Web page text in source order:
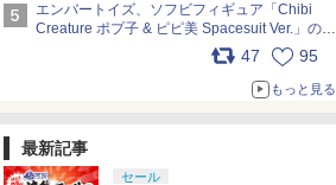
エンバートイズ、ソフビフィギュア「Chibi
Creature ポプ子 & ピピ美 Spacesuit Ver.」の発
売中止を発表 pic.x.com/Ri45iFeYjn
47 95
もっと見る
最新記事
セール